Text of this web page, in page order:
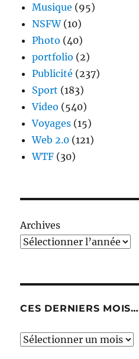
Musique (95)
NSFW(10)
Photo (40)
portfolio (2)
Publicité (237)
Sport (183)
Video (540)
Voyages (15)
Web 2.0 (121)
WTF (30)
Archives
CES DERNIERS MOIS…
Ces